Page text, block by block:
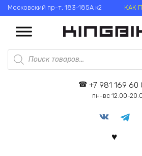
Перейти
к
содержанию
Московский пр-т, 183-185А к2 КАК
Поиск
товаров
+7 981 169 60
пн-вс 12.00-